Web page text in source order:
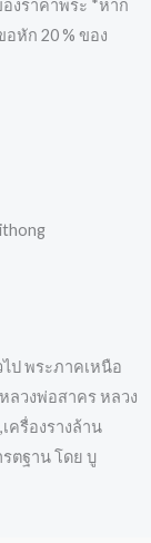
งราคาพระ *หาก
อหัก 20 % ของ
ป พระภาคเหนือ
ลวงพ่อสาคร หลวง
ครื่องรางล้าน
ตฐาน โดย บู